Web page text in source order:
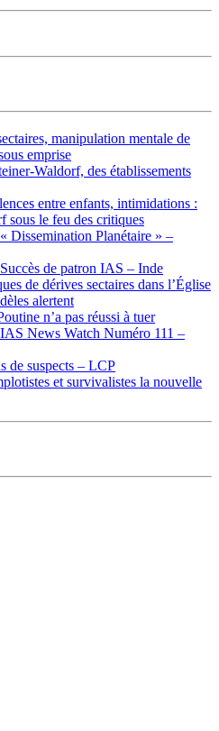
manipulation mentale de
emprise
Waldorf, des établissements
entre enfants, intimidations :
sous le feu des critiques
Dissemination Planétaire » –
de patron IAS – Inde
de dérives sectaires dans l’Église
alertent
n’a pas réussi à tuer
News Watch Numéro 111 –
de suspects – LCP
et survivalistes la nouvelle